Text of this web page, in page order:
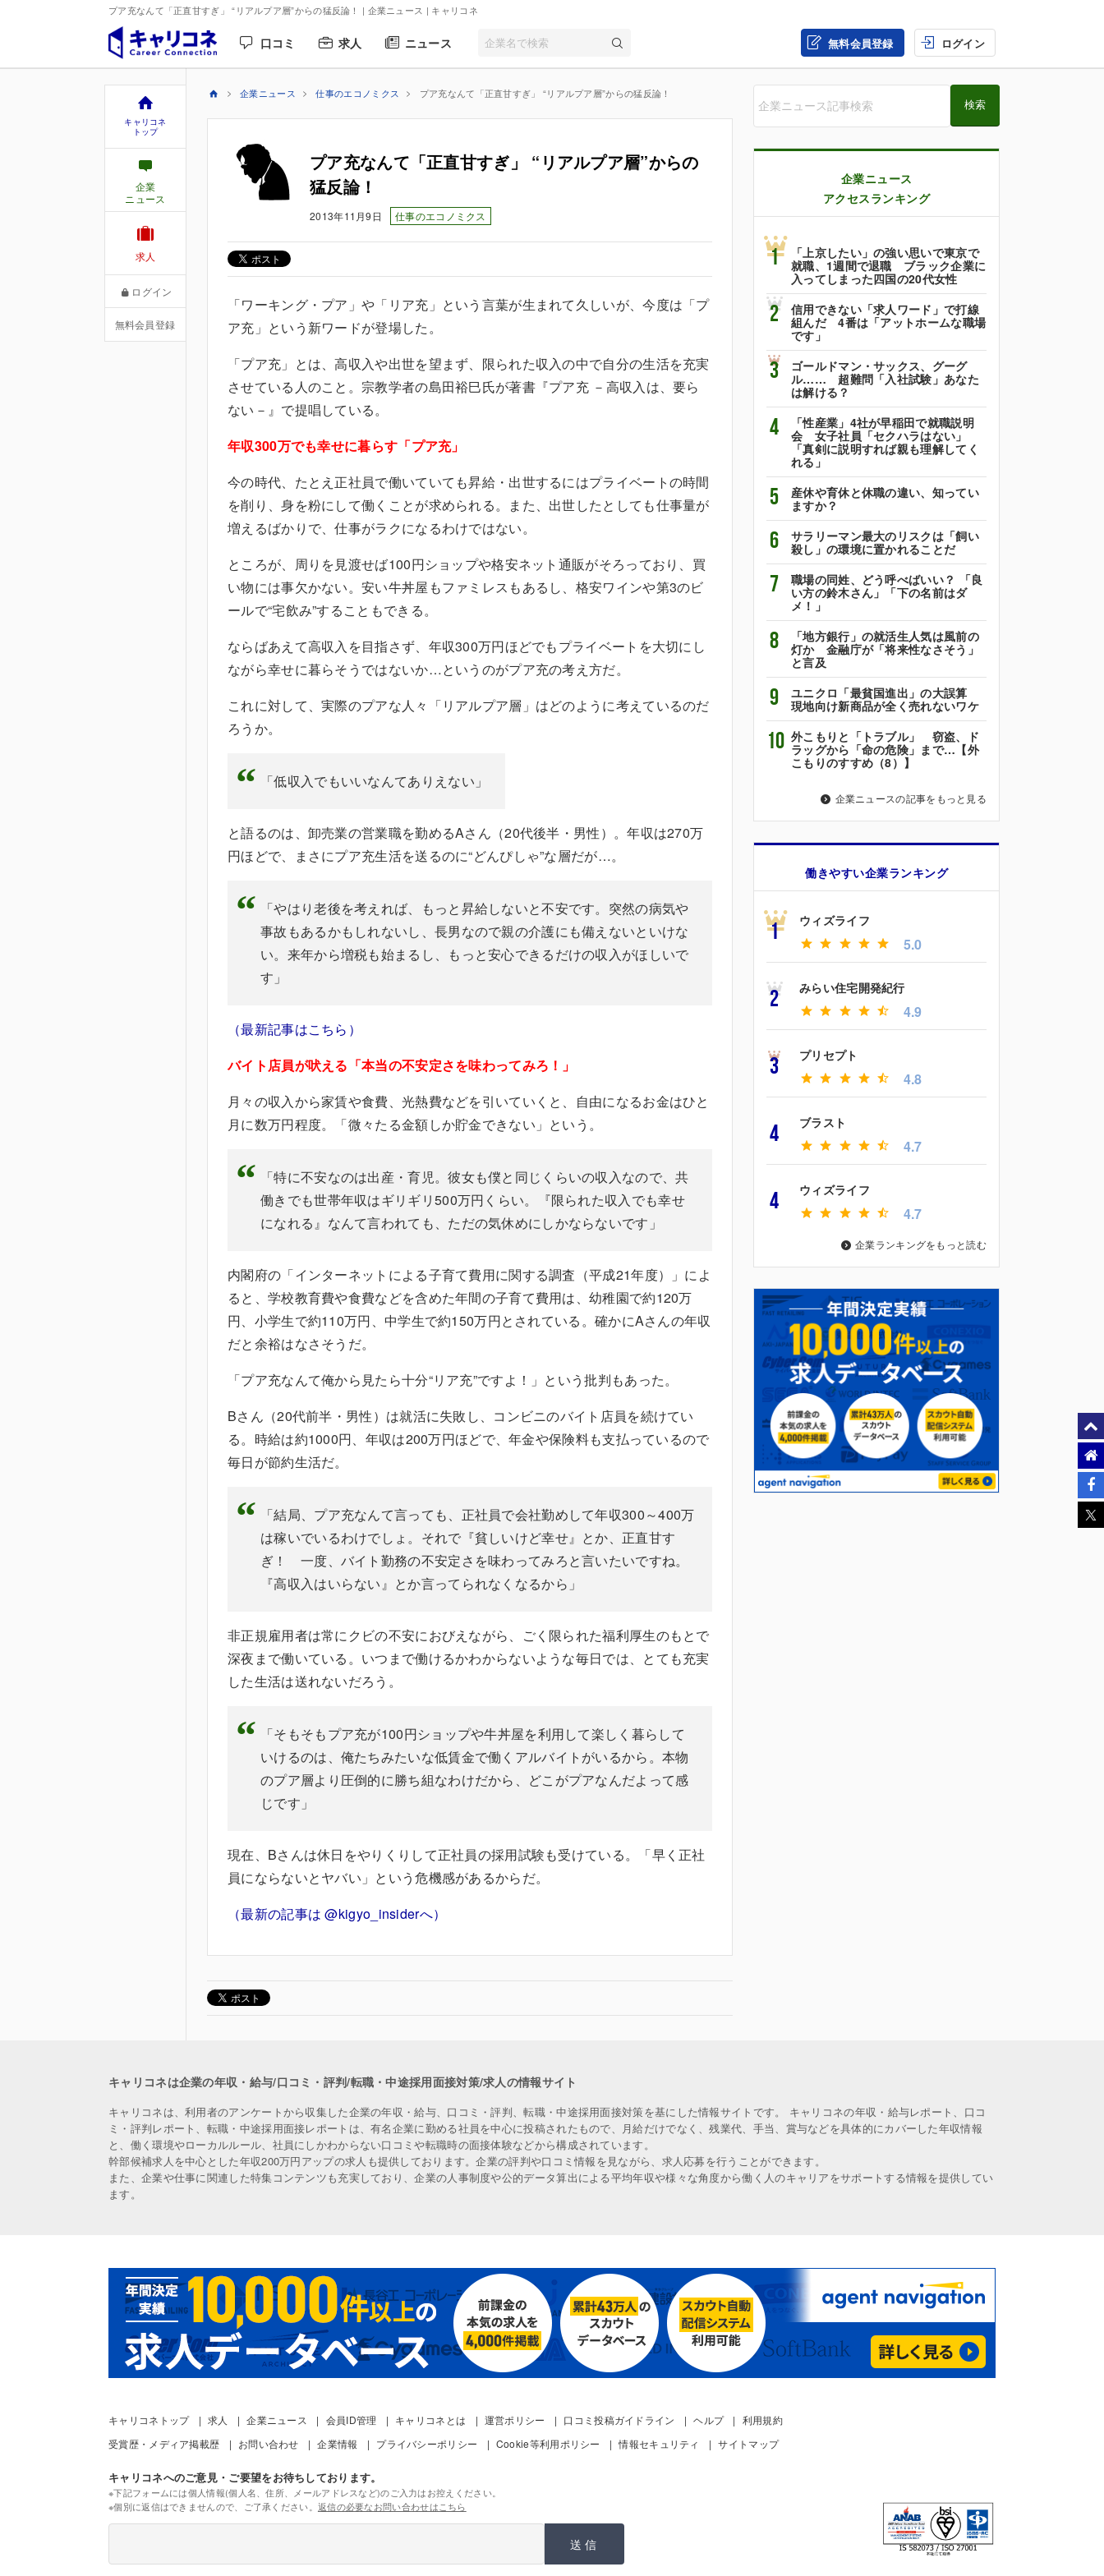
プア充なんて「正直甘すぎ」 “リアルプア層”からの猛反論！ | 企業ニュース | キャリコネ
口コミ 求人 ニュース 無料会員登録 ログイン
キャリコネ
トップ
企業
ニュース
求人
ログイン
無料会員登録
企業ニュース 仕事のエコノミクス プア充なんて「正直甘すぎ」 “リアルプア層”からの猛反論！
プア充なんて「正直甘すぎ」 “リアルプア層”からの
猛反論！
2013年11月9日 仕事のエコノミクス
「ワーキング・プア」や「リア充」という言葉が生まれて久しいが、今度は「プ
ア充」という新ワードが登場した。
「プア充」とは、高収入や出世を望まず、限られた収入の中で自分の生活を充実
させている人のこと。宗教学者の島田裕巳氏が著書『プア充 －高収入は、要ら
ない－』で提唱している。
年収300万でも幸せに暮らす「プア充」
今の時代、たとえ正社員で働いていても昇給・出世するにはプライベートの時間
を削り、身を粉にして働くことが求められる。また、出世したとしても仕事量が
増えるばかりで、仕事がラクになるわけではない。
ところが、周りを見渡せば100円ショップや格安ネット通販がそろっており、買
い物には事欠かない。安い牛丼屋もファミレスもあるし、格安ワインや第3のビ
ールで“宅飲み”することもできる。
ならばあえて高収入を目指さず、年収300万円ほどでもプライベートを大切にし
ながら幸せに暮らそうではないか…というのがプア充の考え方だ。
これに対して、実際のプアな人々「リアルプア層」はどのように考えているのだ
ろうか。
「低収入でもいいなんてありえない」
と語るのは、卸売業の営業職を勤めるAさん（20代後半・男性）。年収は270万
円ほどで、まさにプア充生活を送るのに“どんぴしゃ”な層だが…。
「やはり老後を考えれば、もっと昇給しないと不安です。突然の病気や
事故もあるかもしれないし、長男なので親の介護にも備えないといけな
い。来年から増税も始まるし、もっと安心できるだけの収入がほしいで
す」
（最新記事はこちら）
バイト店員が吠える「本当の不安定さを味わってみろ！」
月々の収入から家賃や食費、光熱費などを引いていくと、自由になるお金はひと
月に数万円程度。「微々たる金額しか貯金できない」という。
「特に不安なのは出産・育児。彼女も僕と同じくらいの収入なので、共
働きでも世帯年収はギリギリ500万円くらい。『限られた収入でも幸せ
になれる』なんて言われても、ただの気休めにしかならないです」
内閣府の「インターネットによる子育て費用に関する調査（平成21年度）」によ
ると、学校教育費や食費などを含めた年間の子育て費用は、幼稚園で約120万
円、小学生で約110万円、中学生で約150万円とされている。確かにAさんの年収
だと余裕はなさそうだ。
「プア充なんて俺から見たら十分“リア充”ですよ！」という批判もあった。
Bさん（20代前半・男性）は就活に失敗し、コンビニのバイト店員を続けてい
る。時給は約1000円、年収は200万円ほどで、年金や保険料も支払っているので
毎日が節約生活だ。
「結局、プア充なんて言っても、正社員で会社勤めして年収300～400万
は稼いでいるわけでしょ。それで『貧しいけど幸せ』とか、正直甘す
ぎ！ 一度、バイト勤務の不安定さを味わってみろと言いたいですね。
『高収入はいらない』とか言ってられなくなるから」
非正規雇用者は常にクビの不安におびえながら、ごく限られた福利厚生のもとで
深夜まで働いている。いつまで働けるかわからないような毎日では、とても充実
した生活は送れないだろう。
「そもそもプア充が100円ショップや牛丼屋を利用して楽しく暮らして
いけるのは、俺たちみたいな低賃金で働くアルバイトがいるから。本物
のプア層より圧倒的に勝ち組なわけだから、どこがプアなんだよって感
じです」
現在、Bさんは休日をやりくりして正社員の採用試験も受けている。「早く正社
員にならないとヤバい」という危機感があるからだ。
（最新の記事は @kigyo_insiderへ）
企業ニュース
アクセスランキング
1
「上京したい」の強い思いで東京で
就職、1週間で退職 ブラック企業に
入ってしまった四国の20代女性
2
信用できない「求人ワード」で打線
組んだ 4番は「アットホームな職場
です」
3
ゴールドマン・サックス、グーグ
ル…… 超難問「入社試験」あなた
は解ける？
4
「性産業」4社が早稲田で就職説明
会 女子社員「セクハラはない」
「真剣に説明すれば親も理解してく
れる」
5
産休や育休と休職の違い、知ってい
ますか？
6
サラリーマン最大のリスクは「飼い
殺し」の環境に置かれることだ
7
職場の同姓、どう呼べばいい？ 「良
い方の鈴木さん」「下の名前はダ
メ！」
8
「地方銀行」の就活生人気は風前の
灯か 金融庁が「将来性なさそう」
と言及
9
ユニクロ「最貧国進出」の大誤算
現地向け新商品が全く売れないワケ
10 外こもりと「トラブル」 窃盗、ド
ラッグから「命の危険」まで…【外
こもりのすすめ（8）】
企業ニュースの記事をもっと見る
働きやすい企業ランキング
1 ウィズライフ
5.0
2 みらい住宅開発紀行
4.9
3 プリセプト
4.8
4 ブラスト
4.7
4 ウィズライフ
4.7
企業ランキングをもっと読む
キャリコネは企業の年収・給与/口コミ・評判/転職・中途採用面接対策/求人の情報サイト
キャリコネは、利用者のアンケートから収集した企業の年収・給与、口コミ・評判、転職・中途採用面接対策を基にした情報サイトです。 キャリコネの年収・給与レポート、口コ
ミ・評判レポート、転職・中途採用面接レポートは、有名企業に勤める社員を中心に投稿されたもので、月給だけでなく、残業代、手当、賞与などを具体的にカバーした年収情報
と、働く環境やローカルルール、社員にしかわからない口コミや転職時の面接体験などから構成されています。
幹部候補求人を中心とした年収200万円アップの求人も提供しております。企業の評判や口コミ情報を見ながら、求人応募を行うことができます。
また、企業や仕事に関連した特集コンテンツも充実しており、企業の人事制度や公的データ算出による平均年収や様々な角度から働く人のキャリアをサポートする情報を提供してい
ます。
キャリコネトップ 求人 企業ニュース 会員ID管理 キャリコネとは 運営ポリシー 口コミ投稿ガイドライン ヘルプ
利用規約
受賞歴・メディア掲載歴
お問い合わせ 企業情報 プライバシーポリシー Cookie等利用ポリシー 情報セキュリティ サイトマップ
キャリコネへのご意見・ご要望をお待ちしております。
※下記フォームには個人情報(個人名、住所、メールアドレスなど)のご入力はお控えください。
※個別に返信はできませんので、ご了承ください。 返信の必要なお問い合わせはこちら
送信